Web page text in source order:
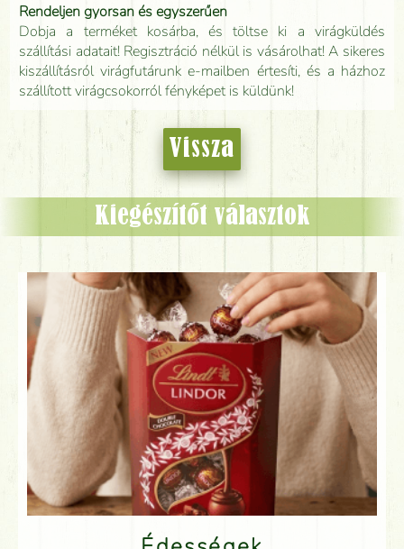
Rendeljen gyorsan és egyszerűen
Dobja a terméket kosárba, és töltse ki a virágküldés
szállítási adatait! Regisztráció nélkül is vásárolhat! A sikeres
kiszállításról virágfutárunk e-mailben értesíti, és a házhoz
szállított virágcsokorról fényképet is küldünk!
Vissza
Kiegészítőt választok